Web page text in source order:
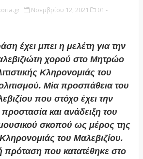
Νοεμβρίου 12, 2021
01 -
έχει μπει η μελέτη για την
χορού στο Μητρώο
Κληρονομιάς του
Μία προσπάθεια του
που στόχο έχει την
και ανάδειξη του
σκοπού ως μέρος της
Κληρονομιάς του Μαλεβιζίου.
πρόταση που κατατέθηκε στο